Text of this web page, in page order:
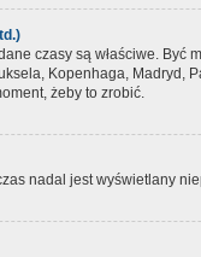
czasy są właściwe.
Kopenhaga, Madryd,
żeby to zrobić.
nadal jest wyświetlany